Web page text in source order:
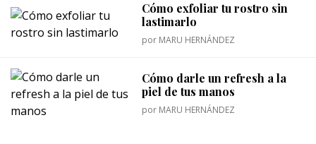
Cómo exfoliar tu rostro sin
lastimarlo
por MARU HERNÁNDEZ
Cómo darle un refresh a la
piel de tus manos
por MARU HERNÁNDEZ